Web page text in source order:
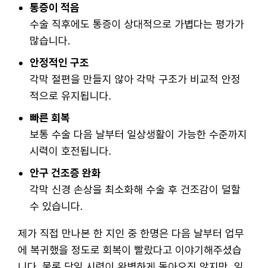
통증이 적음
수술 직후에도 통증이 상대적으로 가볍다는 평가가
많습니다.
안정적인 구조
각막 절편을 만들지 않아 각막 구조가 비교적 안정
적으로 유지됩니다.
빠른 회복
보통 수술 다음 날부터 일상생활이 가능한 수준까지
시력이 호전됩니다.
안구 건조증 완화
각막 신경 손상을 최소화해 수술 후 건조감이 덜할
수 있습니다.
제가 직접 만나본 한 지인 중 한명은 다음 날부터 업무
에 복귀했을 정도로 회복이 빨랐다고 이야기해주셨습